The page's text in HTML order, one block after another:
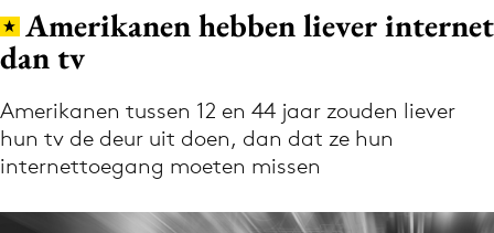
Volg het laatste nieuws via de Adformatie
Nieuws app
Amerikanen hebben liever internet
dan tv
Amerikanen tussen 12 en 44 jaar zouden liever
hun tv de deur uit doen, dan dat ze hun
internettoegang moeten missen